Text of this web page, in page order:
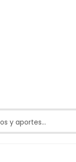
y aportes...